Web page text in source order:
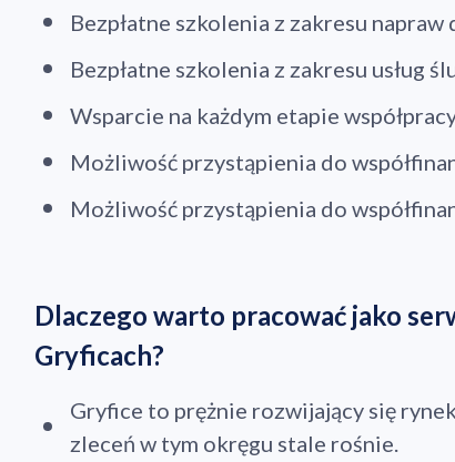
Bezpłatne szkolenia z zakresu napraw
Bezpłatne szkolenia z zakresu usług
Wsparcie na każdym etapie
Możliwość przystąpienia do
Możliwość przystąpienia do
Dlaczego warto pracować jako
Gryficach?
Gryfice to prężnie rozwijający się
zleceń w tym okręgu stale rośnie.